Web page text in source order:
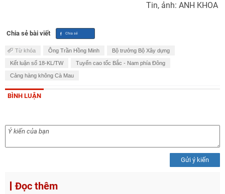
Tin, ảnh: ANH KHOA
Chia sẻ bài viết
Từ khóa Ông Trần Hồng Minh Bộ trưởng Bộ Xây dựng
Kết luận số 18-KL/TW Tuyến cao tốc Bắc - Nam phía Đông
Cảng hàng không Cà Mau
BÌNH LUẬN
Gửi ý kiến
Đọc thêm